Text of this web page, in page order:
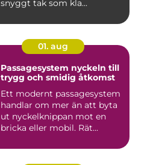
snyggt tak som kla...
01. aug
Passagesystem nyckeln till
trygg och smidig åtkomst
Ett modernt passagesystem
handlar om mer än att byta
ut nyckelknippan mot en
bricka eller mobil. Rät...